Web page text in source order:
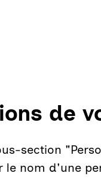
de
section
nom d'une